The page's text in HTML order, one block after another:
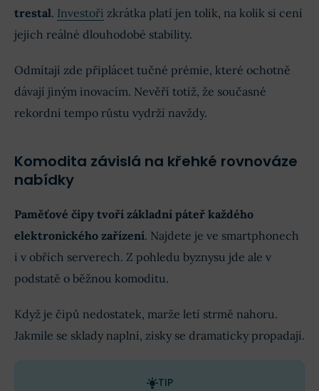
trestal. Investoři zkrátka platí jen tolik, na kolik si cení
jejich reálné dlouhodobé stability.
Odmítají zde připlácet tučné prémie, které ochotně
dávají jiným inovacím. Nevěří totiž, že současné
rekordní tempo růstu vydrží navždy.
Komodita závislá na křehké rovnováze
nabídky
Paměťové čipy tvoří základní páteř každého
elektronického zařízení. Najdete je ve smartphonech
i v obřích serverech. Z pohledu byznysu jde ale v
podstatě o běžnou komoditu.
Když je čipů nedostatek, marže letí strmě nahoru.
Jakmile se sklady naplní, zisky se dramaticky propadají.
TIP